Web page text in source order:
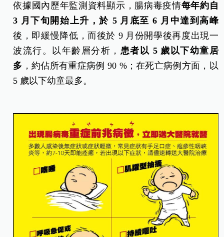
依據國內歷年監測資料顯示，腸病毒疫情每年約自
3 月下旬開始上升，於 5 月底至 6 月中達到高峰
後，即緩慢降低，而後於 9 月份開學後再度出現一
波流行。以年齡層分析， 患者以 5 歲以下幼童居
多 ，約佔所有重症病例 90 %；在死亡病例方面，以
5 歲以下幼童最多。